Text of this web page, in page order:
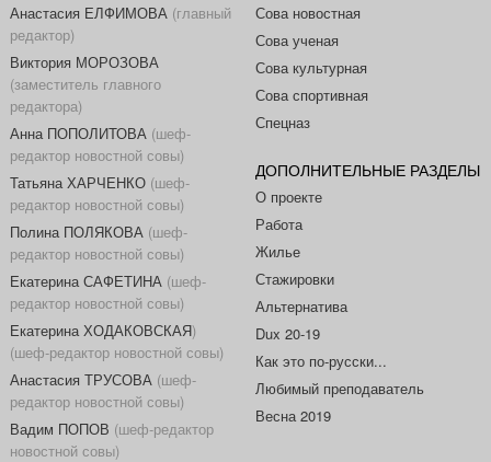
Анастасия ЕЛФИМОВА(главный
редактор)
Виктория МОРОЗОВА
(заместитель главного
редактора)
Анна ПОПОЛИТОВА(шеф-
редактор новостной совы)
Татьяна ХАРЧЕНКО(шеф-
редактор новостной совы)
Полина ПОЛЯКОВА(шеф-
редактор новостной совы)
Екатерина САФЕТИНА(шеф-
редактор новостной совы)
Екатерина ХОДАКОВСКАЯ)
(шеф-редактор новостной совы)
Анастасия ТРУСОВА(шеф-
редактор новостной совы)
Вадим ПОПОВ (шеф-редактор
новостной совы)
Сова новостная
Сова ученая
Сова культурная
Сова спортивная
Спецназ
ДОПОЛНИТЕЛЬНЫЕ РАЗДЕЛЫ
О проекте
Работа
Жилье
Стажировки
Альтернатива
Dux 20-19
Как это по-русски...
Любимый преподаватель
Весна 2019